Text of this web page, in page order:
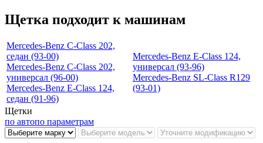
Щетка подходит к машинам
Mercedes-Benz C-Class 202,
седан (93-00)
Mercedes-Benz C-Class 202,
универсал (96-00)
Mercedes-Benz E-Class 124,
седан (91-96)
Mercedes-Benz E-Class 124,
универсал (93-96)
Mercedes-Benz SL-Class R129
(93-01)
Щетки
по автопо параметрам